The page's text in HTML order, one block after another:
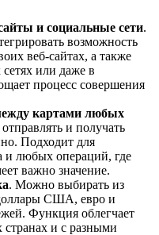
и социальные сети.
возможность
веб-сайтах, а также
сетях или даже в
процесс совершения
картами любых
и получать
Подходит для
и любых операций, где
важно значение​.
. Можно выбирать из
доллары США, евро и
Функция облегчает
странах и с разными